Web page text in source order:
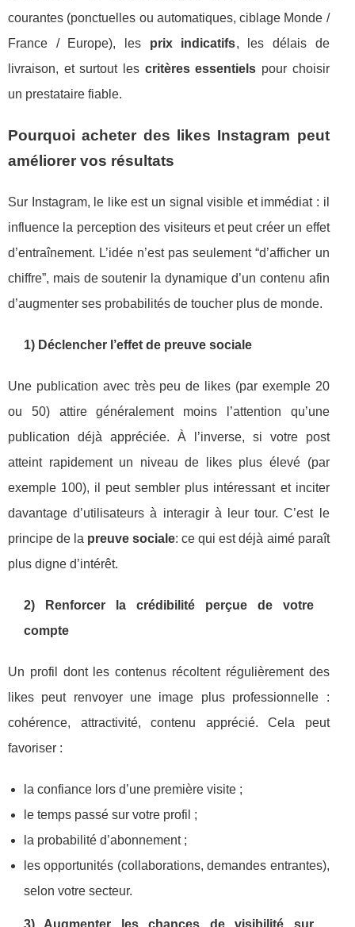
courantes (ponctuelles ou automatiques, ciblage Monde /
France / Europe), les prix indicatifs, les délais de
livraison, et surtout les critères essentiels pour choisir
un prestataire fiable.
Pourquoi acheter des likes Instagram peut
améliorer vos résultats
Sur Instagram, le like est un signal visible et immédiat : il
influence la perception des visiteurs et peut créer un effet
d’entraînement. L’idée n’est pas seulement “d’afficher un
chiffre”, mais de soutenir la dynamique d’un contenu afin
d’augmenter ses probabilités de toucher plus de monde.
1) Déclencher l’effet de preuve sociale
Une publication avec très peu de likes (par exemple 20
ou 50) attire généralement moins l’attention qu’une
publication déjà appréciée. À l’inverse, si votre post
atteint rapidement un niveau de likes plus élevé (par
exemple 100), il peut sembler plus intéressant et inciter
davantage d’utilisateurs à interagir à leur tour. C’est le
principe de la preuve sociale: ce qui est déjà aimé paraît
plus digne d’intérêt.
2) Renforcer la crédibilité perçue de votre
compte
Un profil dont les contenus récoltent régulièrement des
likes peut renvoyer une image plus professionnelle :
cohérence, attractivité, contenu apprécié. Cela peut
favoriser :
la confiance lors d’une première visite ;
le temps passé sur votre profil ;
la probabilité d’abonnement ;
les opportunités (collaborations, demandes entrantes),
selon votre secteur.
3) Augmenter les chances de visibilité sur